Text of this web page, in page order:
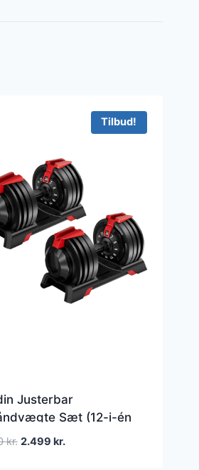
Tilbud!
Justerbar
Sæt (12-i-én
2 stk 24kg
kr. Den
2.499 kr.Den